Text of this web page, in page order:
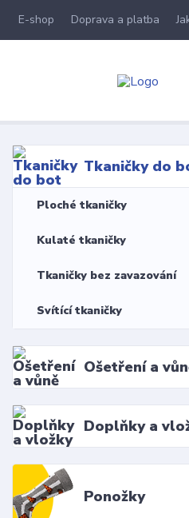
E-shop Doprava a platba
Tkaničky do
Ploché tkaničky
Kulaté tkaničky
Tkaničky bez zavazování
Svítící tkaničky
Ošetření a
Doplňky a
Ponožky